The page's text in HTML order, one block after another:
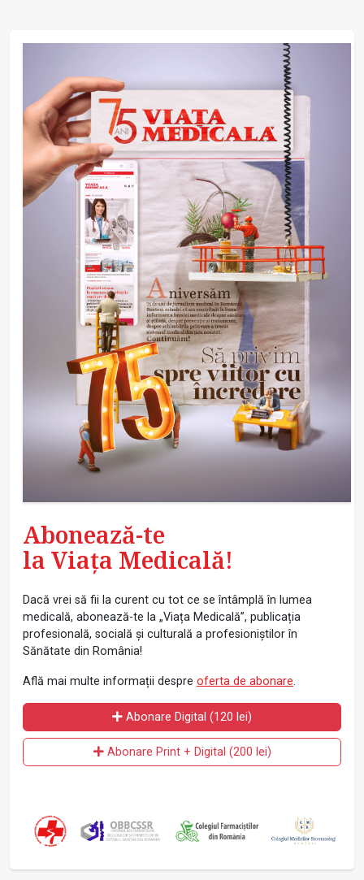
Abonează-te
la Viața Medicală!
Dacă vrei să fii la curent cu tot ce se întâmplă în lumea
medicală, abonează-te la „Viața Medicală”, publicația
profesională, socială și culturală a profesioniștilor în
Sănătate din România!
Află mai multe informații despre oferta de abonare.
Abonare Digital (120 lei)
Abonare Print + Digital (200 lei)